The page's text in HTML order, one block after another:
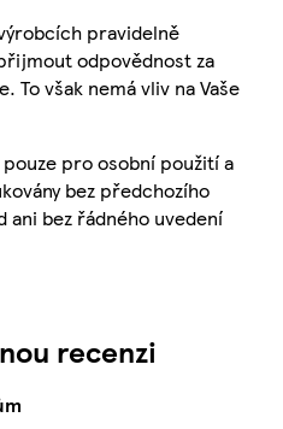
pravidelně
odpovědnost za
To však nemá vliv na Vaše
pro osobní použití a
bez předchozího
ani bez řádného uvedení
recenzi